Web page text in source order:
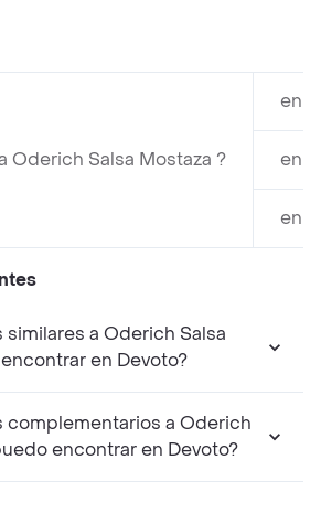
Oderich Salsa Mostaza ?
en
en
en
a Oderich Salsa
encontrar en Devoto?
complementarios a Oderich
Mostaza puedo encontrar en Devoto?